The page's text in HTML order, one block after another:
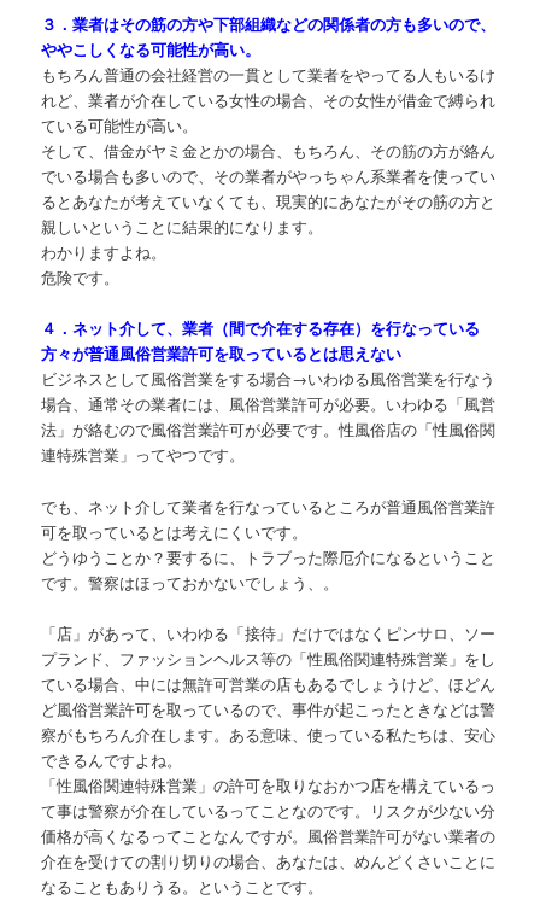
３．業者はその筋の方や下部組織などの関係者の方も多いので、
ややこしくなる可能性が高い。
もちろん普通の会社経営の一貫として業者をやってる人もいるけ
れど、業者が介在している女性の場合、その女性が借金で縛られ
ている可能性が高い。
そして、借金がヤミ金とかの場合、もちろん、その筋の方が絡ん
でいる場合も多いので、その業者がやっちゃん系業者を使ってい
るとあなたが考えていなくても、現実的にあなたがその筋の方と
親しいということに結果的になります。
わかりますよね。
危険です。
４．ネット介して、業者（間で介在する存在）を行なっている
方々が普通風俗営業許可を取っているとは思えない
ビジネスとして風俗営業をする場合→いわゆる風俗営業を行なう
場合、通常その業者には、風俗営業許可が必要。いわゆる「風営
法」が絡むので風俗営業許可が必要です。性風俗店の「性風俗関
連特殊営業」ってやつです。
でも、ネット介して業者を行なっているところが普通風俗営業許
可を取っているとは考えにくいです。
どうゆうことか？要するに、トラブった際厄介になるということ
です。警察はほっておかないでしょう、。
「店」があって、いわゆる「接待」だけではなくピンサロ、ソー
プランド、ファッションヘルス等の「性風俗関連特殊営業」をし
ている場合、中には無許可営業の店もあるでしょうけど、ほどん
ど風俗営業許可を取っているので、事件が起こったときなどは警
察がもちろん介在します。ある意味、使っている私たちは、安心
できるんですよね。
「性風俗関連特殊営業」の許可を取りなおかつ店を構えているっ
て事は警察が介在しているってことなのです。リスクが少ない分
価格が高くなるってことなんですが。風俗営業許可がない業者の
介在を受けての割り切りの場合、あなたは、めんどくさいことに
なることもありうる。ということです。